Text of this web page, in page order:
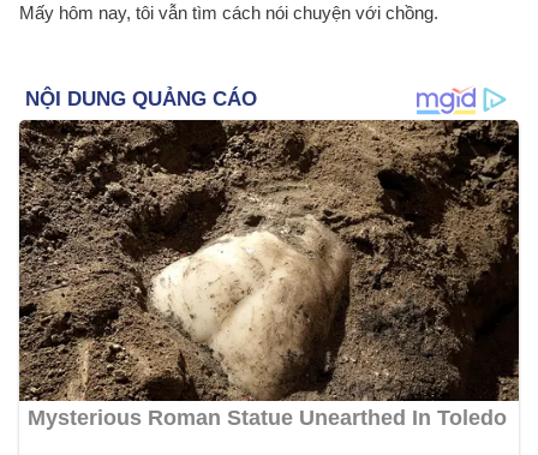
Mấy hôm nay, tôi vẫn tìm cách nói chuyện với chồng.